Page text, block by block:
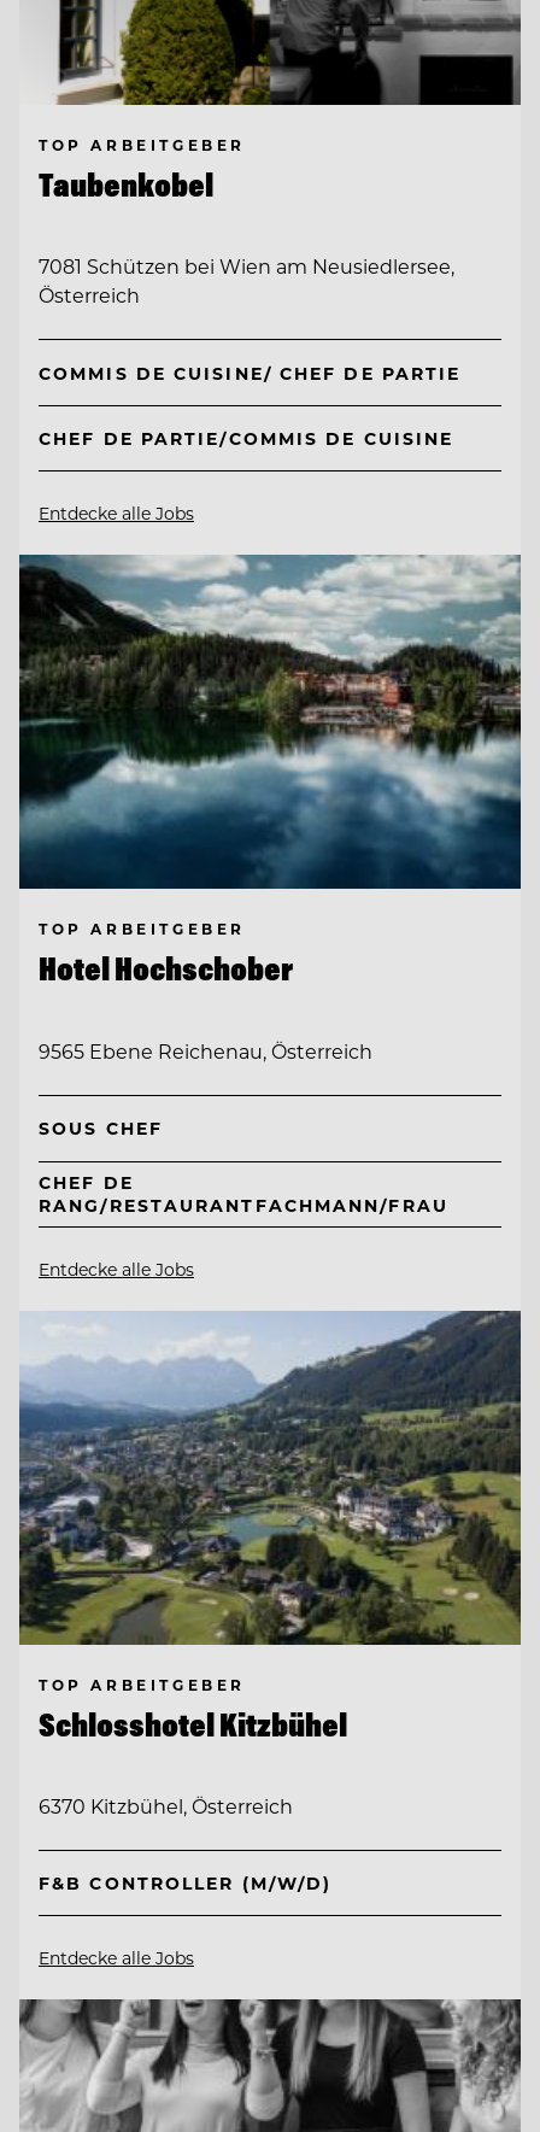
TOP ARBEITGEBER
Taubenkobel
7081 Schützen bei Wien am Neusiedlersee,
Österreich
COMMIS DE CUISINE/ CHEF DE PARTIE
CHEF DE PARTIE/COMMIS DE CUISINE
Entdecke alle Jobs
TOP ARBEITGEBER
Hotel Hochschober
9565 Ebene Reichenau, Österreich
SOUS CHEF
CHEF DE
RANG/RESTAURANTFACHMANN/FRAU
Entdecke alle Jobs
TOP ARBEITGEBER
Schlosshotel Kitzbühel
6370 Kitzbühel, Österreich
F&B CONTROLLER (M/W/D)
Entdecke alle Jobs